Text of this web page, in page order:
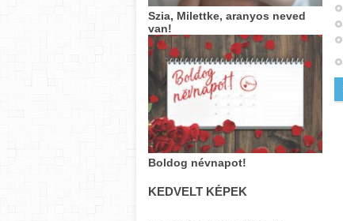
Szia, Milettke, aranyos neved
van!
Boldog névnapot!
KEDVELT KÉPEK